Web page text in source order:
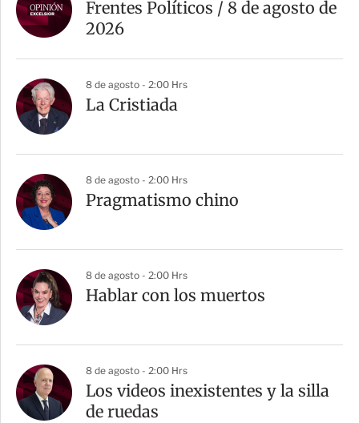
Frentes Políticos / 8 de agosto de
2026
8 de agosto - 2:00 Hrs
La Cristiada
8 de agosto - 2:00 Hrs
Pragmatismo chino
8 de agosto - 2:00 Hrs
Hablar con los muertos
8 de agosto - 2:00 Hrs
Los videos inexistentes y la silla
de ruedas